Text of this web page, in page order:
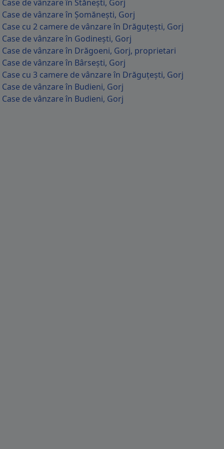
Case de vânzare în Stănești, Gorj
Case de vânzare în Șomănești, Gorj
Case cu 2 camere de vânzare în Drăguțești, Gorj
Case de vânzare în Godinești, Gorj
Case de vânzare în Drăgoeni, Gorj, proprietari
Case de vânzare în Bârsești, Gorj
Case cu 3 camere de vânzare în Drăguțești, Gorj
Case de vânzare în Budieni, Gorj
Case de vânzare în Budieni, Gorj